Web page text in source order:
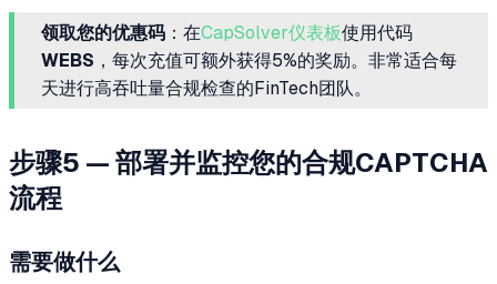
领取您的优惠码 ：在CapSolver仪表板使用代码
WEBS ，每次充值可额外获得5%的奖励。非常适合每
天进行高吞吐量合规检查的FinTech团队。
步骤5 — 部署并监控您的合规CAPTCHA
流程
需要做什么